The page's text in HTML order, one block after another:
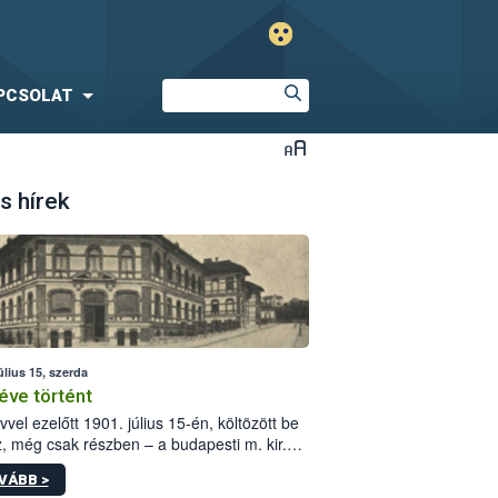
hírek
15, szerda
történt
ezelőtt 1901. július 15-én, költözött be
még csak részben – a budapesti m. kir.
állomás a Kis Rókus utca
alatti, Czigler Győző által tervezett új
>